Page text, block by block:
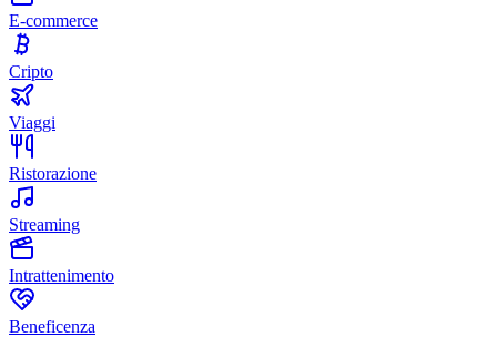
E-commerce
Cripto
Viaggi
Ristorazione
Streaming
Intrattenimento
Beneficenza